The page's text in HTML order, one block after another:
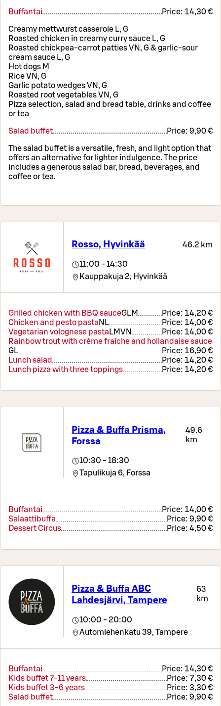
Buffantai Price: 14,30 €
Creamy mettwurst casserole L, G
Roasted chicken in creamy curry sauce L, G
Roasted chickpea-carrot patties VN, G & garlic-sour
cream sauce L, G
Hot dogs M
Rice VN, G
Garlic potato wedges VN, G
Roasted root vegetables VN, G
Pizza selection, salad and bread table, drinks and coffee
or tea
Salad buffet Price: 9,90 €
The salad buffet is a versatile, fresh, and light option that
offers an alternative for lighter indulgence. The price
includes a generous salad bar, bread, beverages, and
coffee or tea.
Rosso, Hyvinkää 46.2 km
11:00 - 14:30
Kauppakuja 2, Hyvinkää
Grilled chicken with BBQ sauceGLM Price: 14,20 €
Chicken and pesto pasta N L Price: 14,00 €
Vegetarian volognese pasta LMVN Price: 14,00 €
Rainbow trout with crème fraîche and hollandaise sauce
GL Price: 16,90 €
Lunch salad
Price: 14,20 €
Lunch pizza with three toppings
Price: 14,20 €
Pizza & Buffa Prisma,
Forssa
49.6
km
10:30 - 18:30
Tapulikuja 6, Forssa
Buffantai Price: 14,00 €
Salaattibuffa
Price: 9,90 €
Dessert Circus
Price: 4,50 €
Pizza & Buffa ABC
Lahdesjärvi, Tampere
63
km
10:00 - 20:00
Automiehenkatu 39, Tampere
Buffantai Price: 14,30 €
Kids buffet 7-11 years
Price: 7,30 €
Kids buffet 3-6 years
Price: 3,30 €
Salad buffet
Price: 9,90 €